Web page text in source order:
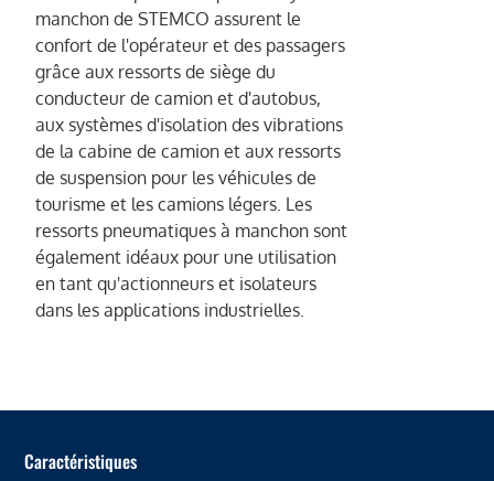
manchon de STEMCO assurent le
confort de l'opérateur et des passagers
grâce aux ressorts de siège du
conducteur de camion et d'autobus,
aux systèmes d'isolation des vibrations
de la cabine de camion et aux ressorts
de suspension pour les véhicules de
tourisme et les camions légers. Les
ressorts pneumatiques à manchon sont
également idéaux pour une utilisation
en tant qu'actionneurs et isolateurs
dans les applications industrielles.
Caractéristiques